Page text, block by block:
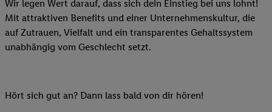
Wir legen Wert darauf, dass sich dein Einstieg bei uns lohnt!
Mit attraktiven Benefits und einer Unternehmenskultur, die
auf Zutrauen, Vielfalt und ein transparentes Gehaltssystem
unabhängig vom Geschlecht setzt.
Hört sich gut an? Dann lass bald von dir hören!